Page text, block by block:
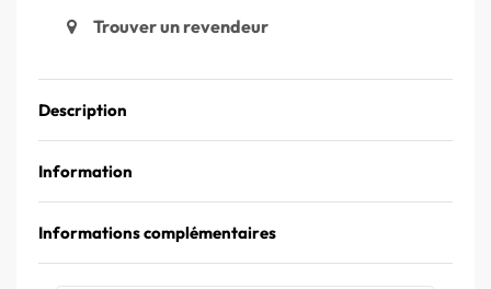
Trouver un revendeur
Description
Information
Informations complémentaires